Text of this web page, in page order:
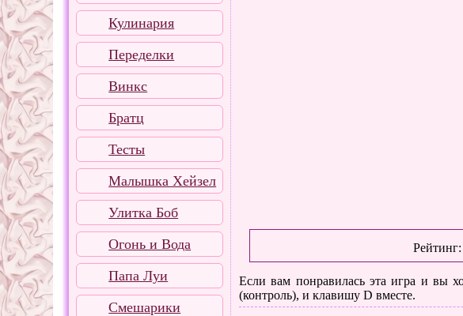
Кулинария
Переделки
Винкс
Братц
Тесты
Малышка Хейзел
Улитка Боб
Огонь и Вода
Папа Луи
Смешарики
Если вам понравилась эта игра и вы
(контроль), и клавишу D вместе.